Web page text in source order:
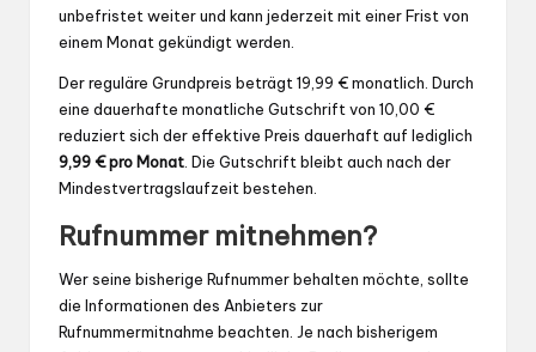
unbefristet weiter und kann jederzeit mit einer Frist von
einem Monat gekündigt werden.
Der reguläre Grundpreis beträgt 19,99 € monatlich. Durch
eine dauerhafte monatliche Gutschrift von 10,00 €
reduziert sich der effektive Preis dauerhaft auf lediglich
9,99 € pro Monat . Die Gutschrift bleibt auch nach der
Mindestvertragslaufzeit bestehen.
Rufnummer mitnehmen?
Wer seine bisherige Rufnummer behalten möchte, sollte
die Informationen des Anbieters zur
Rufnummermitnahme beachten. Je nach bisherigem